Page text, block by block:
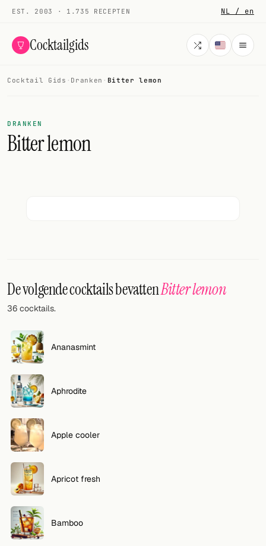
EST. 2003 · 1.735 RECEPTEN NL / en
Cocktailgids
Alle cocktails
Voeg hier uw eigen cocktail of smoothie toe.
Alle dranken
Tools
Cocktail glazen
Cocktail boeken
Cocktail bar
Eenheden
Links
Zoeken
Cocktail Gids · Dranken · Bitter lemon
DRANKEN
Bitter lemon
De volgende cocktails bevattenBitter lemon
36 cocktails.
Ananasmint
Aphrodite
Apple cooler
Apricot fresh
Bamboo